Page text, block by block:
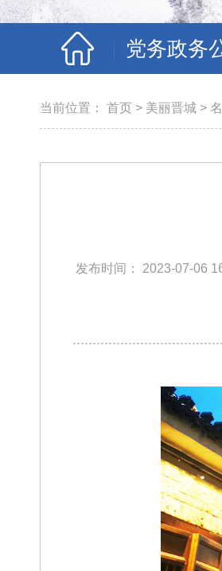
党务政务
当前位置： 首页 > 美丽晋城 >
发布时间： 2023-07-06